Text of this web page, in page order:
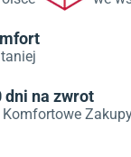
dni na zwrot
Komfortowe